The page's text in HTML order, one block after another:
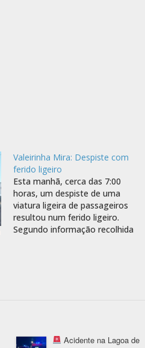
Valeirinha Mira: Despiste com
ferido ligeiro
Esta manhã, cerca das 7:00
horas, um despiste de uma
viatura ligeira de passageiros
resultou num ferido ligeiro.
Segundo informação recolhida
Acidente na Lagoa de